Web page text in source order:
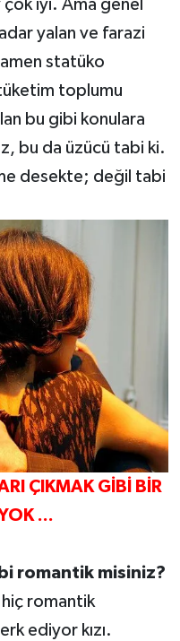
iyi. Ama genel
yalan ve farazi
statüko
toplumu
bu gibi konulara
bu da üzücü tabi ki.
desekte; değil tabi
ÇIKMAK GİBİ BİR
...
romantik misiniz?
hiç romantik
ediyor kızı.